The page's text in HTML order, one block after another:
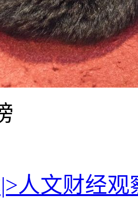
人文财经